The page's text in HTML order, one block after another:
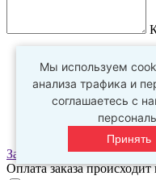
Заказать
Оплата заказа
Мы используем
анализа трафика и
соглашаетесь с
Принять